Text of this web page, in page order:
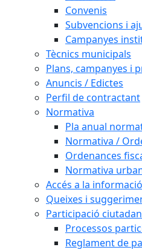
Convenis
Subvencions i
Campanyes
Tècnics municipals
Plans, campanyes i
Anuncis / Edictes
Perfil de contractant
Normativa
Pla anual
Normativa /
Ordenances
Normativa
Accés a la
Queixes i
Participació
Processos
Reglament de